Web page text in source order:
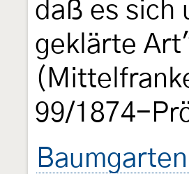
daß es sich
geklärte
99/1874-